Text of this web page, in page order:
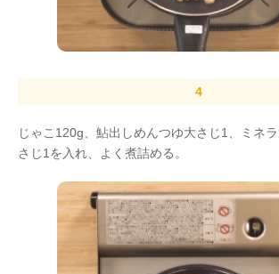
じゃこ120g、鮎出しめんつゆ大さじ1、ミネ
さじ1を入れ、よく煮詰める。